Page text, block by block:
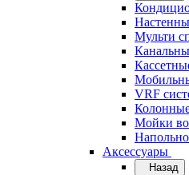
Мульти
VRF
Мойки
Аксессуары
Назад